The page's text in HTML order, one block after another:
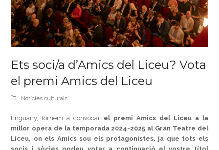
Ets soci/a d’Amics del Liceu? Vota
el premi Amics del Liceu
Notícies culturals
Enguany, tornem a convocar el premi Amics del Liceu a la
millor òpera de la temporada 2024-2025 al Gran Teatre del
Liceu, on els Amics sou els protagonistes, ja que tots els